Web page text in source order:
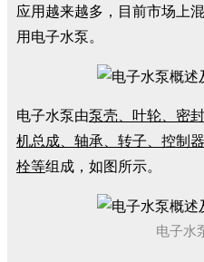
应用越来越多，目前市场上
用电子水泵。
电子水泵由泵壳、叶轮、密
机总成、轴承、转子、控制
栓等组成，如图所示。
电子水